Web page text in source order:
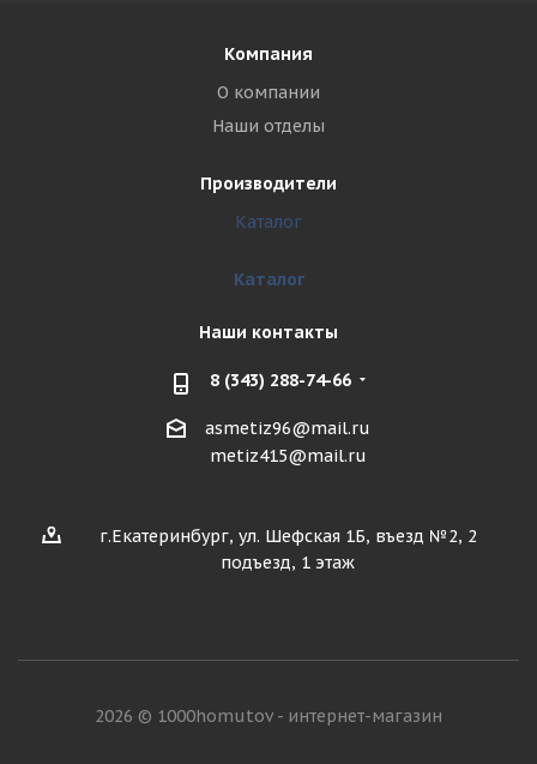
Компания
О компании
Наши отделы
Производители
Каталог
Каталог
Наши контакты
8 (343) 288-74-66
asmetiz96@mail.ru
metiz415@mail.ru
г.Екатеринбург, ул. Шефская 1Б, въезд №2, 2
подъезд, 1 этаж
2026 © 1000homutov - интернет-магазин